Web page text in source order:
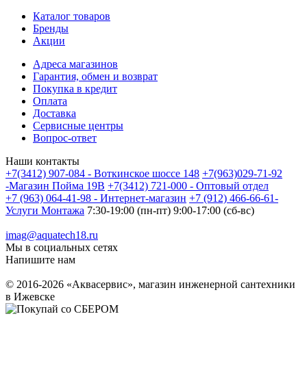
Каталог товаров
Бренды
Акции
Адреса магазинов
Гарантия, обмен и возврат
Покупка в кредит
Оплата
Доставка
Сервисные центры
Вопрос-ответ
Наши контакты
+7(3412) 907-084 - Воткинское шоссе 148 +7(963)029-71-92
-Магазин Пойма 19В +7(3412) 721-000 - Оптовый отдел
+7 (963) 064-41-98 - Интернет-магазин +7 (912) 466-66-61-
Услуги Монтажа 7:30-19:00 (пн-пт) 9:00-17:00 (сб-вс)
imag@aquatech18.ru
Мы в социальных сетях
Напишите нам
© 2016-2026 «Аквасервис», магазин инженерной сантехники
в Ижевске